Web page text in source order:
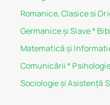
Romanice, Clasice si
Germanice şi Slave*
Matematicã și
Comunicării*
Sociologie şi Asistenţă